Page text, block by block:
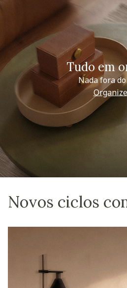
Tudo em
Nada fora
Organize
Novos ciclos